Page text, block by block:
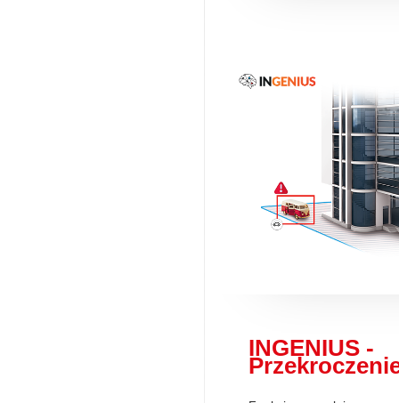
INGENIUS -